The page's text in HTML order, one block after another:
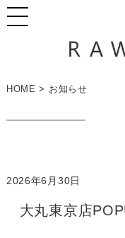
HOME > お知らせ
2026年6月30日
大丸東京店